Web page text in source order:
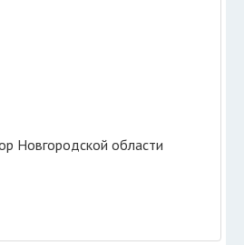
Новгородской области